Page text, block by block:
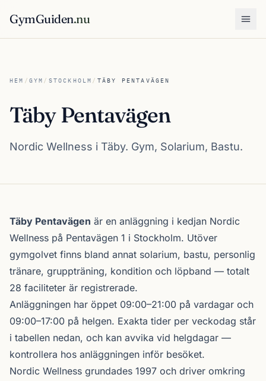
GymGuiden.nu
HEM / GYM / STOCKHOLM / TÄBY PENTAVÄGEN
Täby Pentavägen
Nordic Wellness i Täby. Gym, Solarium, Bastu.
Om Täby Pentavägen
Täby Pentavägen är en anläggning i kedjan Nordic
Wellness på Pentavägen 1 i Stockholm. Utöver
gymgolvet finns bland annat solarium, bastu, personlig
tränare, gruppträning, kondition och löpband — totalt
28 faciliteter är registrerade.
Anläggningen har öppet 09:00–21:00 på vardagar och
09:00–17:00 på helgen. Exakta tider per veckodag står
i tabellen nedan, och kan avvika vid helgdagar —
kontrollera hos anläggningen inför besöket.
Nordic Wellness grundades 1997 och driver omkring